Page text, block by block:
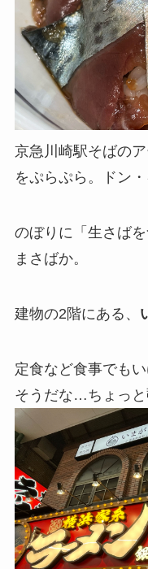
京急川崎駅そばの
をぷらぷら。ドン
のぼりに「生さば
まさばか。
建物の2階にある、
定食など食事でも
そうだな…ちょっと